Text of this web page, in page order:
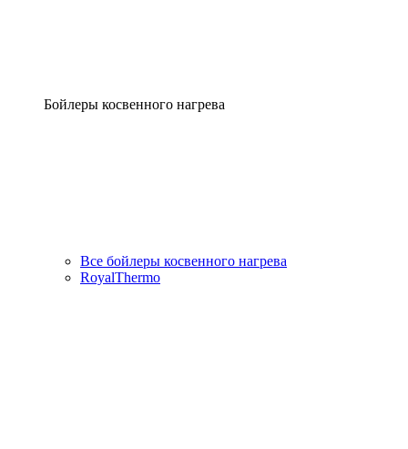
Бойлеры косвенного нагрева
Все бойлеры косвенного нагрева
RoyalThermo